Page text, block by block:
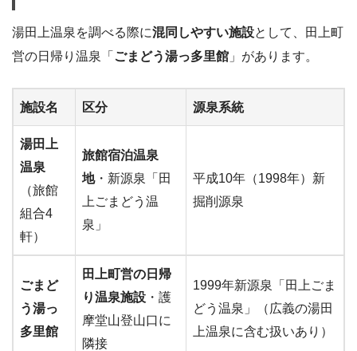
湯田上温泉を調べる際に混同しやすい施設として、田上町
営の日帰り温泉「 ごまどう湯っ多里館 」があります。
施設名 区分 源泉系統
湯田上
温泉
（旅館
組合4
軒）
旅館宿泊温泉
地・新源泉「田
上ごまどう温
泉」
平成10年（1998年）新
掘削源泉
ごまど
う湯っ
多里館
田上町営の日帰
り温泉施設 ・護
摩堂山登山口に
隣接
1999年新源泉「田上ごま
どう温泉」（広義の湯田
上温泉に含む扱いあり）